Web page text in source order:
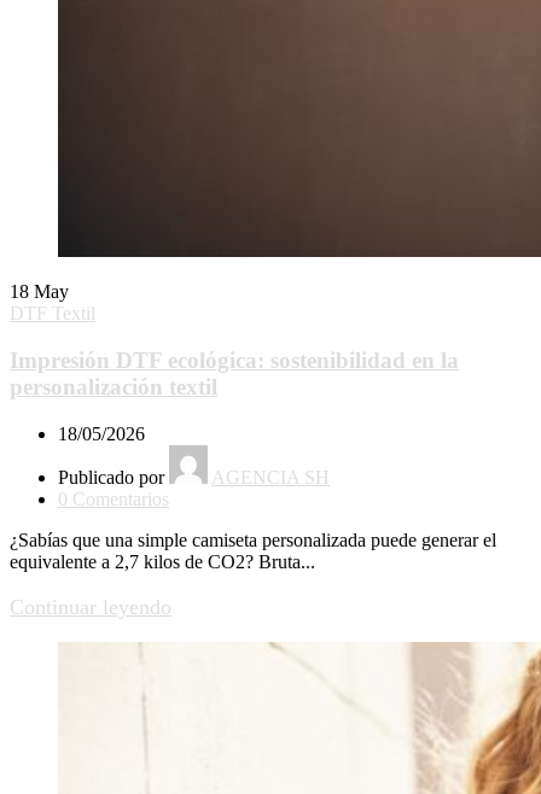
18 May
DTF Textil
Impresión DTF ecológica: sostenibilidad en la
personalización textil
18/05/2026
Publicado por
AGENCIA SH
0 Comentarios
¿Sabías que una simple camiseta personalizada puede generar el
equivalente a 2,7 kilos de CO2? Bruta...
Continuar leyendo